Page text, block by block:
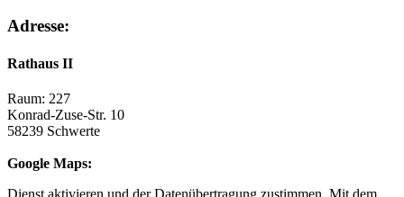
Adresse:
Rathaus II
Raum: 227
Konrad-Zuse-Str. 10
58239 Schwerte
Google Maps:
Dienst aktivieren und der Datenübertragung zustimmen. Mit dem